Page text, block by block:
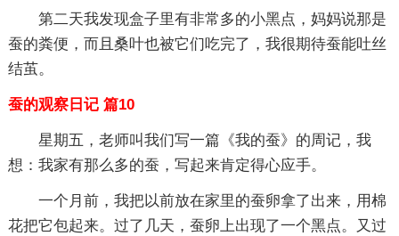
第二天我发现盒子里有非常多的小黑点，妈妈说那是
蚕的粪便，而且桑叶也被它们吃完了，我很期待蚕能吐丝
结茧。
蚕的观察日记 篇10
星期五，老师叫我们写一篇《我的蚕》的周记，我
想：我家有那么多的蚕，写起来肯定得心应手。
一个月前，我把以前放在家里的蚕卵拿了出来，用棉
花把它包起来。过了几天，蚕卵上出现了一个黑点。又过